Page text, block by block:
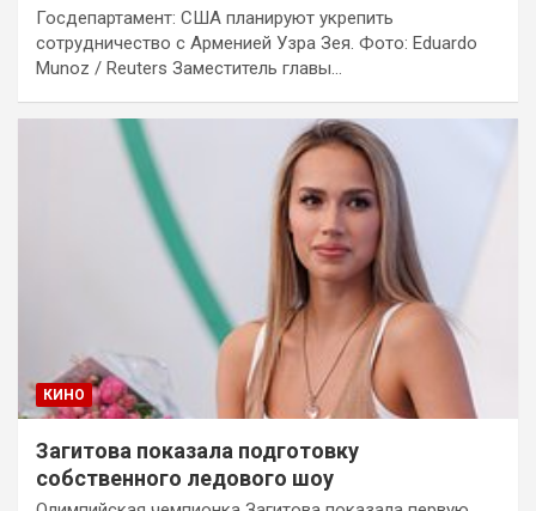
Госдепартамент: США планируют укрепить
сотрудничество с Арменией Узра Зея. Фото: Eduardo
Munoz / Reuters Заместитель главы…
КИНО
Загитова показала подготовку
собственного ледового шоу